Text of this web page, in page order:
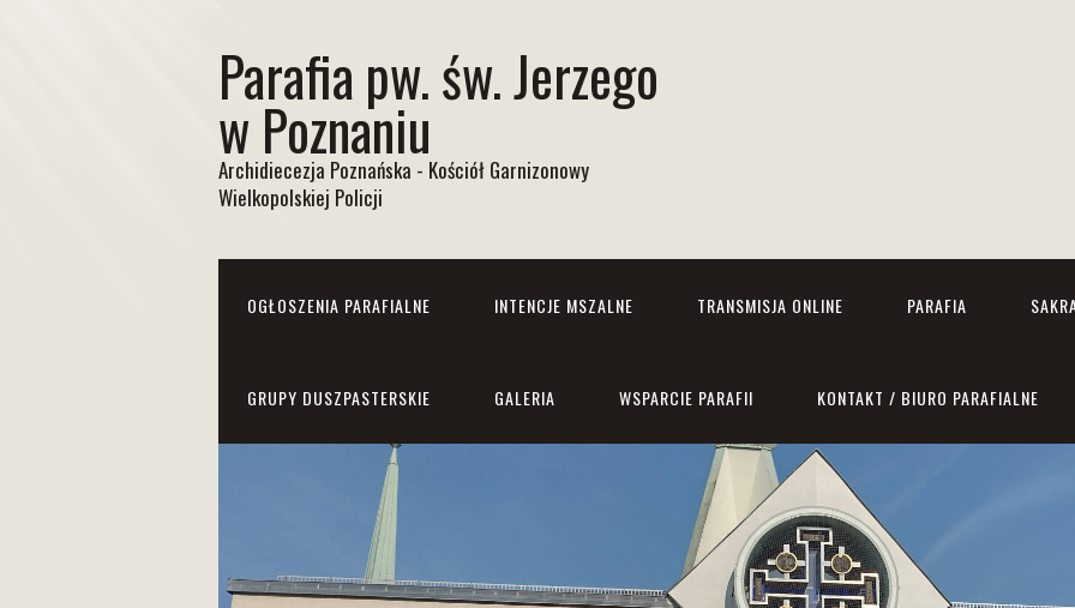
Parafia pw. św. Jerzego
w Poznaniu
Archidiecezja Poznańska - Kościół Garnizonowy
Wielkopolskiej Policji
OGŁOSZENIA PARAFIALNE INTENCJE MSZALNE TRANSMISJA ONLINE PARAFIA
GRUPY DUSZPASTERSKIE GALERIA WSPARCIE PARAFII KONTAKT / BIURO PARAFIALNE